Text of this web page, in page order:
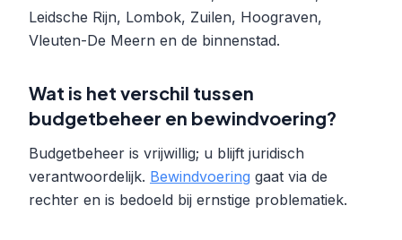
Leidsche Rijn, Lombok, Zuilen, Hoograven,
Vleuten-De Meern en de binnenstad.
Wat is het verschil tussen
budgetbeheer en bewindvoering?
Budgetbeheer is vrijwillig; u blijft juridisch
verantwoordelijk. Bewindvoering gaat via de
rechter en is bedoeld bij ernstige problematiek.